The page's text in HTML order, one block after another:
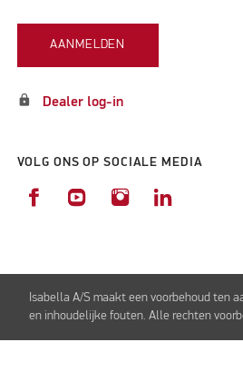
AANMELDEN
lock Dealer log-in
VOLG ONS OP SOCIALE MEDIA
Isabella A/S maakt een voorbehoud ten
en inhoudelijke fouten. Alle rechten